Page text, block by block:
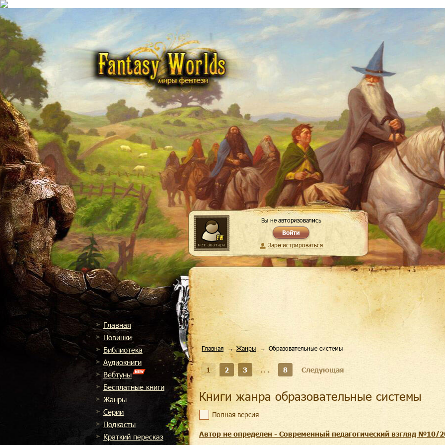
Вы не авторизовались
Войти
Зарегистрироваться
Главная
Новинки
Библиотека
Аудиокниги
Вебтуны
Бесплатные книги
Жанры
Cерии
Подкасты
Краткий пересказ
Главная Жанры Образовательные системы
1 2 3 ... 8 Следующая
Книги жанра образовательные системы
Полная версия
Автор не определен - Современный педагогический взгляд №10/